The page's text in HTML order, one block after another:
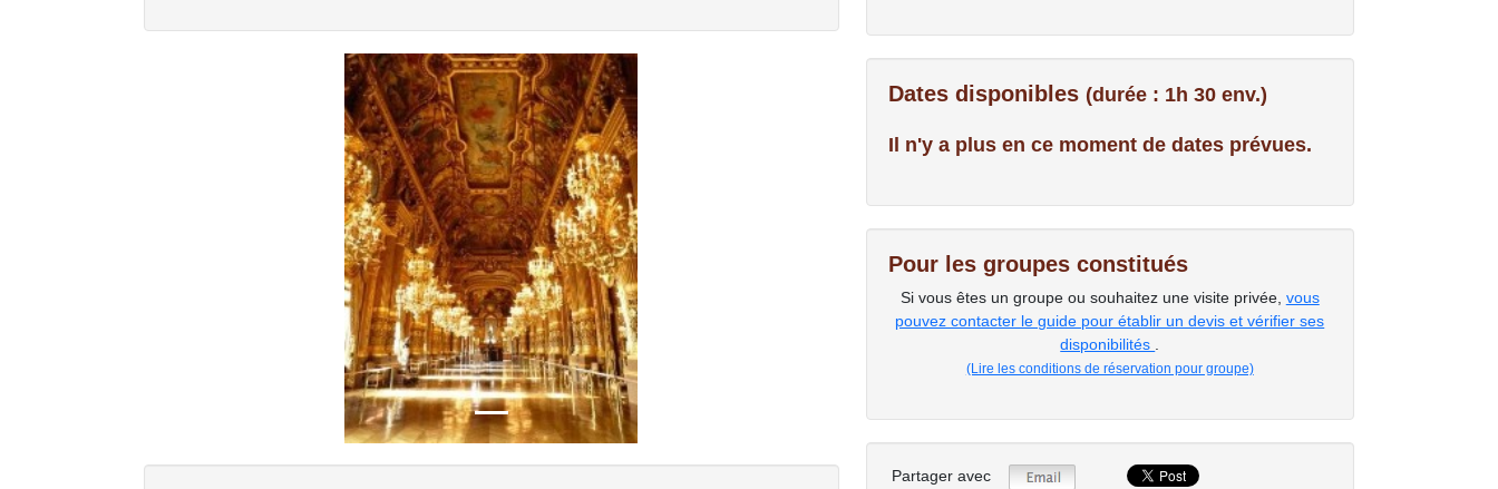
Dates disponibles (durée : 1h 30 env.)
Il n'y a plus en ce moment de dates prévues.
Pour les groupes constitués
Si vous êtes un groupe ou souhaitez une visite privée, vous
pouvez contacter le guide pour établir un devis et vérifier ses
disponibilités
(Lire les conditions de réservation pour groupe)
Partager avec